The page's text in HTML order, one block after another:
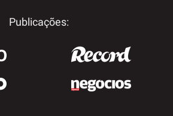
Publicações: